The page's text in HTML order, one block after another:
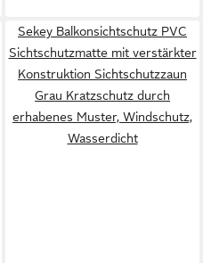
Sekey Balkonsichtschutz PVC
Sichtschutzmatte mit verstärkter
Konstruktion Sichtschutzzaun
Grau Kratzschutz durch
erhabenes Muster, Windschutz,
Wasserdicht